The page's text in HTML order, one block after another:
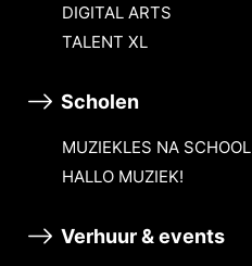
DIGITAL ARTS
TALENT XL
Scholen
MUZIEKLES NA SCHOOL
HALLO MUZIEK!
Verhuur & events